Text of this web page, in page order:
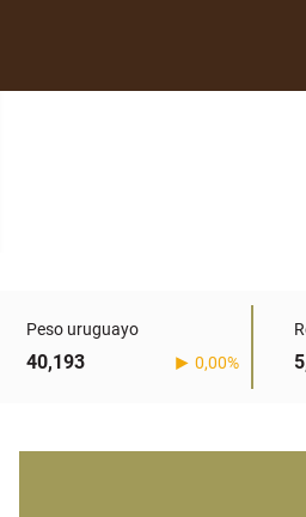
Peso uruguayo
40,193 0,00%